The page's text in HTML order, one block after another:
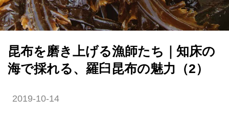
昆布を磨き上げる漁師たち｜知床の
海で採れる、羅臼昆布の魅力（2）
2019-10-14